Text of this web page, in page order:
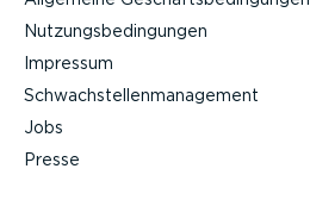
Nutzungs­be­din­gungen
Impressum
Schwach­stel­len­ma­nagement
Jobs
Presse